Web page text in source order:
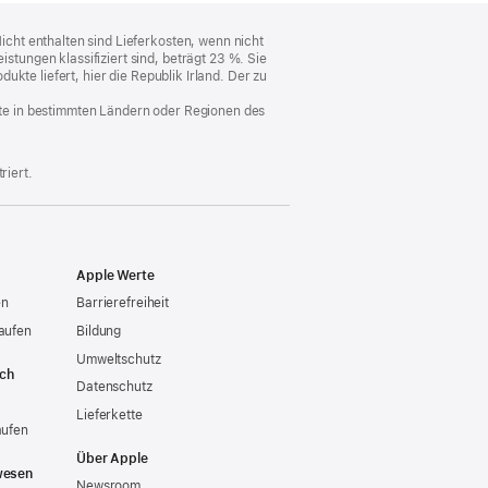
enthalten sind Lieferkosten, wenn nicht
klassifiziert sind, beträgt 23 %. Sie
liefert, hier die Republik Irland. Der zu
in bestimmten Ländern oder Regionen des
Apple Werte
Barrierefreiheit
Bildung
Umweltschutz
Datenschutz
Lieferkette
Über Apple